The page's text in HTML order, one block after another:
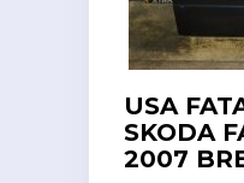
USA
SKODA
2007